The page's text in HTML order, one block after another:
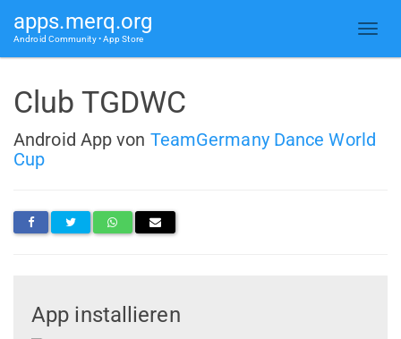
apps.merq.org
Android Community • App Store
Club TGDWC
Android App von TeamGermany Dance World
Cup
App installieren